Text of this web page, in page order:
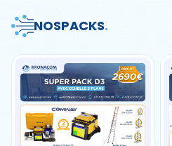
NOSPACKS.